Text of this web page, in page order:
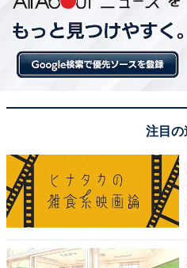
ドレッシングを使用し、
いるので、まだの方にはぜ
す。
同率1位に入っているたま
に人気の商品です。
――ローソンから発売される
「ブラン入りサンド チキ
298円（税込）
注目の